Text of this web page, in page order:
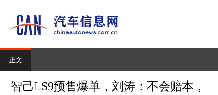
正文
智己LS9预售爆单，刘涛：不会赔本，